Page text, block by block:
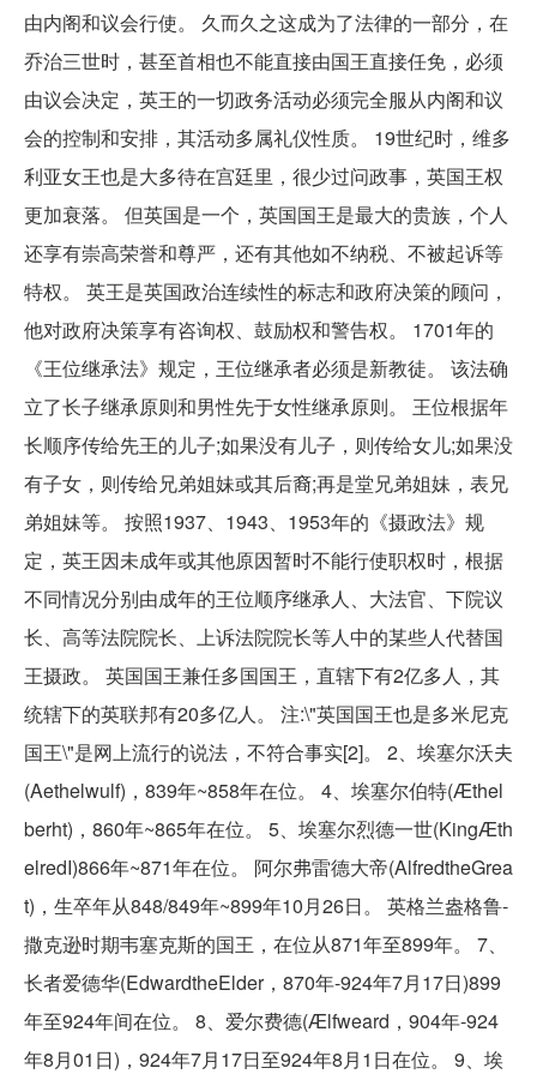
由内阁和议会行使。 久而久之这成为了法律的一部分，在
乔治三世时，甚至首相也不能直接由国王直接任免，必须
由议会决定，英王的一切政务活动必须完全服从内阁和议
会的控制和安排，其活动多属礼仪性质。 19世纪时，维多
利亚女王也是大多待在宫廷里，很少过问政事，英国王权
更加衰落。 但英国是一个，英国国王是最大的贵族，个人
还享有崇高荣誉和尊严，还有其他如不纳税、不被起诉等
特权。 英王是英国政治连续性的标志和政府决策的顾问，
他对政府决策享有咨询权、鼓励权和警告权。 1701年的
《王位继承法》规定，王位继承者必须是新教徒。 该法确
立了长子继承原则和男性先于女性继承原则。 王位根据年
长顺序传给先王的儿子;如果没有儿子，则传给女儿;如果没
有子女，则传给兄弟姐妹或其后裔;再是堂兄弟姐妹，表兄
弟姐妹等。 按照1937、1943、1953年的《摄政法》规
定，英王因未成年或其他原因暂时不能行使职权时，根据
不同情况分别由成年的王位顺序继承人、大法官、下院议
长、高等法院院长、上诉法院院长等人中的某些人代替国
王摄政。 英国国王兼任多国国王，直辖下有2亿多人，其
统辖下的英联邦有20多亿人。 注:\"英国国王也是多米尼克
国王\"是网上流行的说法，不符合事实[2]。 2、埃塞尔沃夫
(Aethelwulf)，839年~858年在位。 4、埃塞尔伯特(Æthel
berht)，860年~865年在位。 5、埃塞尔烈德一世(KingÆth
elredI)866年~871年在位。 阿尔弗雷德大帝(AlfredtheGrea
t)，生卒年从848/849年~899年10月26日。 英格兰盎格鲁-
撒克逊时期韦塞克斯的国王，在位从871年至899年。 7、
长者爱德华(EdwardtheElder，870年-924年7月17日)899
年至924年间在位。 8、爱尔费德(Ælfweard，904年-924
年8月01日)，924年7月17日至924年8月1日在位。 9、埃